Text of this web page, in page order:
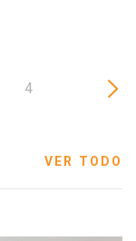
4
VER TODO